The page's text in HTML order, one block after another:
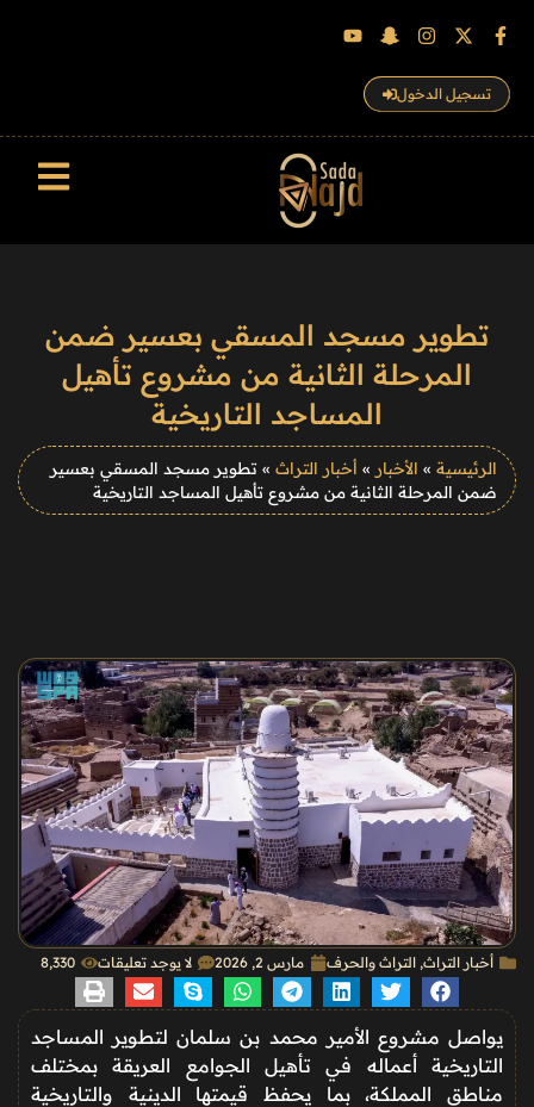
تسجيل الدخول
تطوير مسجد المسقي بعسير ضمن
المرحلة الثانية من مشروع تأهيل
المساجد التاريخية
الرئيسية » الأخبار » أخبار التراث » تطوير مسجد المسقي بعسير
ضمن المرحلة الثانية من مشروع تأهيل المساجد التاريخية
أخبار التراث, التراث والحرف مارس 2, 2026 لا يوجد تعليقات 8٬330
يواصل مشروع الأمير محمد بن سلمان لتطوير المساجد
التاريخية أعماله في تأهيل الجوامع العريقة بمختلف
مناطق المملكة، بما يحفظ قيمتها الدينية والتاريخية